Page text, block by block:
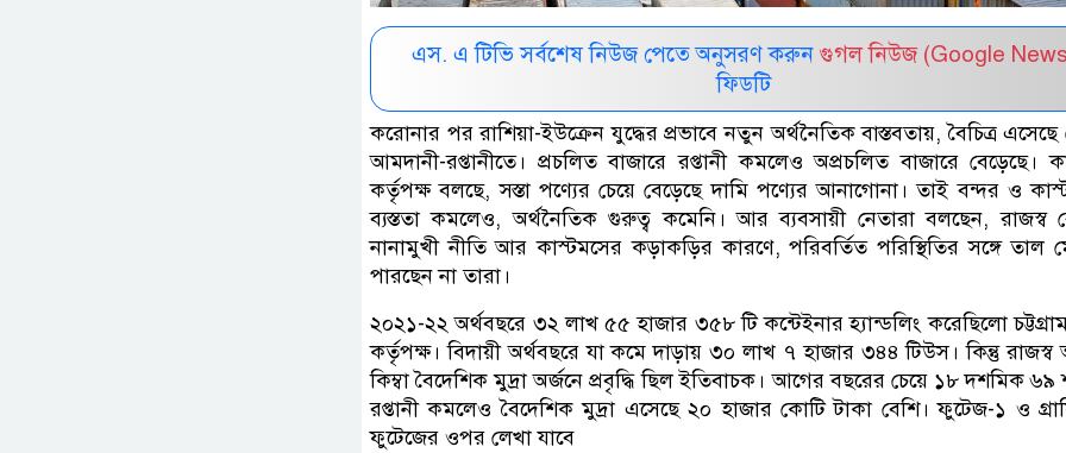
এস. এ টিভি সর্বশেষ নিউজ পেতে অনুসরণ করুন গুগল নিউজ (Google
ফিডটি
করোনার পর রাশিয়া-ইউক্রেন যুদ্ধের প্রভাবে নতুন অর্থনৈতিক বাস্তবতায়, বৈচিত্র এসেছে
আমদানী-রপ্তানীতে। প্রচলিত বাজারে রপ্তানী কমলেও অপ্রচলিত বাজারে বেড়েছে।
কর্তৃপক্ষ বলছে, সস্তা পণ্যের চেয়ে বেড়েছে দামি পণ্যের আনাগোনা। তাই বন্দর ও
ব্যস্ততা কমলেও, অর্থনৈতিক গুরুত্ব কমেনি। আর ব্যবসায়ী নেতারা বলছেন, রাজস্ব
নানামুখী নীতি আর কাস্টমসের কড়াকড়ির কারণে, পরিবর্তিত পরিস্থিতির সঙ্গে তাল
পারছেন না তারা।
২০২১-২২ অর্থবছরে ৩২ লাখ ৫৫ হাজার ৩৫৮ টি কন্টেইনার হ্যান্ডলিং করেছিলো
কর্তৃপক্ষ। বিদায়ী অর্থবছরে যা কমে দাড়ায় ৩০ লাখ ৭ হাজার ৩৪৪ টিউস। কিন্তু
কিম্বা বৈদেশিক মুদ্রা অর্জনে প্রবৃদ্ধি ছিল ইতিবাচক। আগের বছরের চেয়ে ১৮ দশমিক ৬৯
রপ্তানী কমলেও বৈদেশিক মুদ্রা এসেছে ২০ হাজার কোটি টাকা বেশি। ফুটেজ-১ ও
ফুটেজের ওপর লেখা যাবে